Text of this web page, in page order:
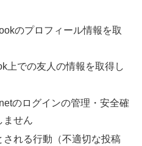
のプロフィール情報を取
上での友人の情報を取得し
のログインの管理・安全確
ません
される行動（不適切な投稿